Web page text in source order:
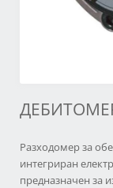
Разходомер за
интегриран
предназначен за